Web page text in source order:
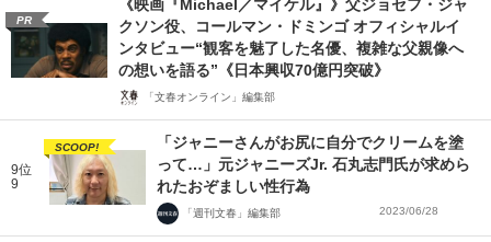
PR
《映画『Michael／マイケル』》父ジョセフ・ジャ
クソン役、コールマン・ドミンゴ オフィシャルイ
ンタビュー“観客を魅了した名優、複雑な父親像へ
の想いを語る”《日本興収70億円突破》
「文春オンライン」編集部
9位
9
SCOOP!
「ジャニーさんがお尻に自分でクリームを塗
って…」元ジャニーズJr. 石丸志門氏が求めら
れたおぞましい性行為
「週刊文春」編集部 2023/06/28